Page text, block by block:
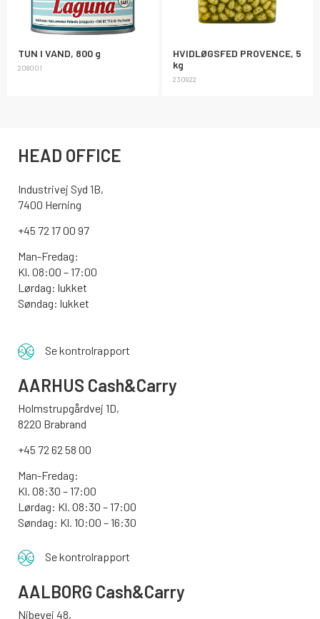
TUN I VAND, 800 g
208001
HVIDLØGSFED PROVENCE, 5
kg
230922
HEAD OFFICE
Industrivej Syd 1B,
7400 Herning
+45 72 17 00 97
Man-Fredag:
Kl. 08:00 – 17:00
Lørdag: lukket
Søndag: lukket
Se kontrolrapport
AARHUS Cash&Carry
Holmstrupgårdvej 1D,
8220 Brabrand
+45 72 62 58 00
Man-Fredag:
Kl. 08:30 – 17:00
Lørdag: Kl. 08:30 – 17:00
Søndag: Kl. 10:00 – 16:30
Se kontrolrapport
AALBORG Cash&Carry
Nibevej 48,